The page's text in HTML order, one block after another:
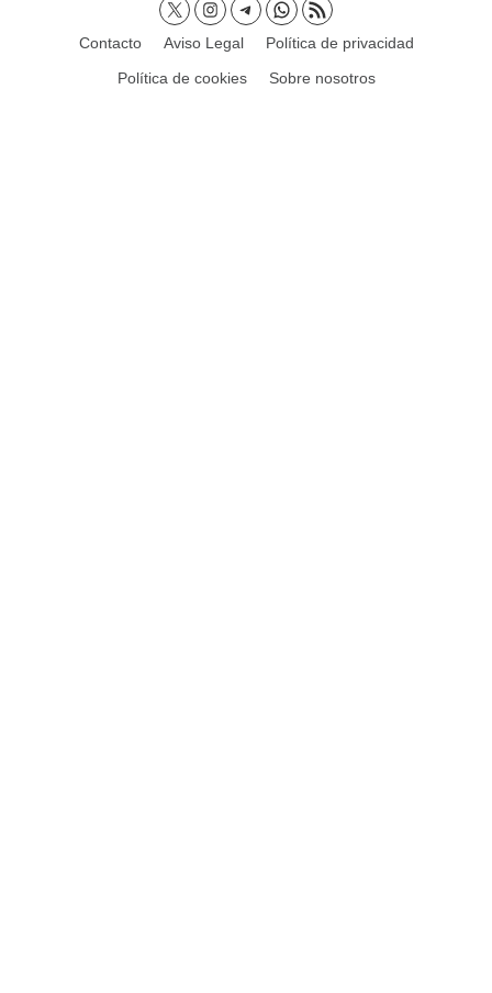
Contacto Aviso Legal
Política de privacidad
Política de cookies
Sobre nosotros